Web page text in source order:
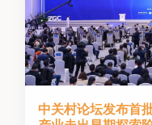
中关村论坛发布首